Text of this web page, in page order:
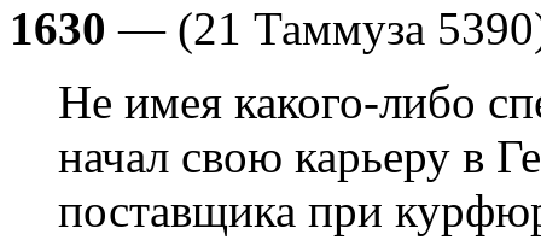
1630 — (21 Таммуза
Не имея какого-либо
начал свою карьеру в
поставщика при